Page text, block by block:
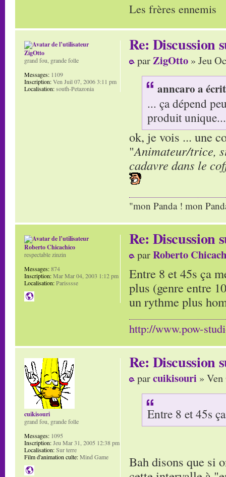
Les frères ennemis
Re: Discussion
parZigOtto » Jeu
anncaro a
... ça dépend
produit unique...
ok, je vois ... une
"Animateur/trice,
cadavre dans le
"mon Panda ! mon
ZigOtto
grand fou, grande folle
Messages: 1109
Inscription:Ven Juil 07, 2006 3:11 pm
Localisation:south-Petazonia
Re: Discussion
parRoberto
Entre 8 et 45s ça
plus (genre entre
un rythme plus
http://www.pow-
Roberto Chicachico
respectable zinzin
Messages:874
Inscription:Mar Mar 04, 2003 1:12 pm
Localisation:Parisssse
Re: Discussion
parcuikisouri »
Entre 8 et 45s
Bah disons que si
cuikisouri
grand fou, grande folle
Messages: 1095
Inscription:Jeu Mar 31, 2005 12:38 pm
Localisation:Sur terre
Film d'animation culte:Mind Game